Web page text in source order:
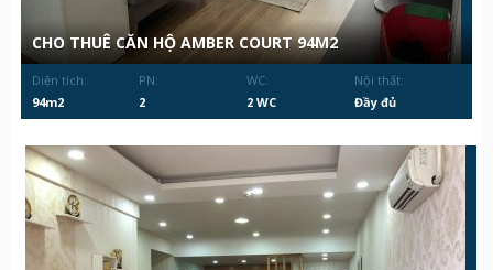
CHO THUÊ CĂN HỘ AMBER COURT 94M2
Diện tích:
94m2
PN:
2
WC:
2 WC
Nội thất:
Đầy đủ